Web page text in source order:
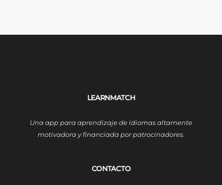
LEARNMATCH
Una app para aprendizaje de idiomas altamente
motivadora y financiada por patrocinadores.
CONTACTO